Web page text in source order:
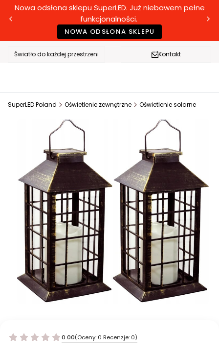
Nowa odsłona sklepu SuperLED. Już niebawem pełne
funkcjonalności.
NOWA ODSŁONA SKLEPU
Światło do każdej przestrzeni Kontakt
SuperLED Poland Oświetlenie zewnętrzne Oświetlenie solarne
0.00(Oceny: 0 Recenzje: 0)